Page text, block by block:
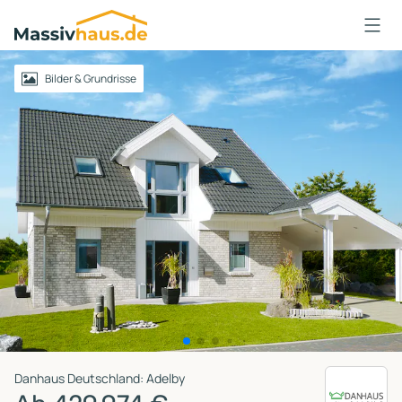
Massivhaus
Logo
AnmeldenBilder & Grundrisse
Danhaus Deutschland: Adelby